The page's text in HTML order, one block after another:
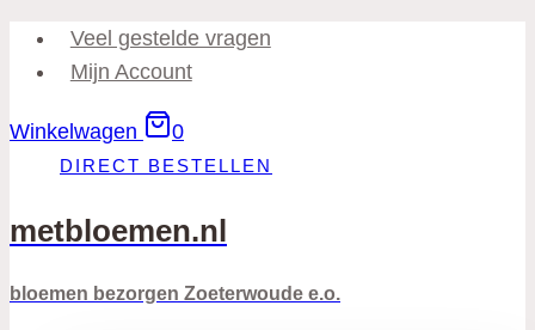
Doorgaan
naar
Veel gestelde vragen
Mijn Account
Winkelwagen 0
DIRECT BESTELLEN
metbloemen.nl
bloemen bezorgen Zoeterwoude e.o.